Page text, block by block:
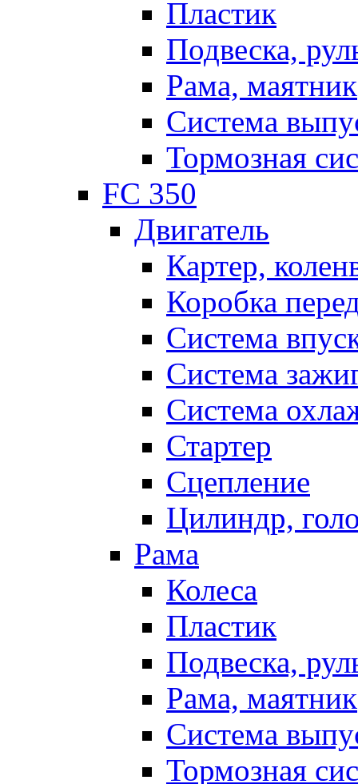
Пластик
Подвеска,
Рама, маятник
Система
Тормозная
FC 350
Двигатель
Картер,
Коробка
Система
Система
Система
Стартер
Сцепление
Цилиндр,
Рама
Колеса
Пластик
Подвеска,
Рама, маятник
Система
Тормозная